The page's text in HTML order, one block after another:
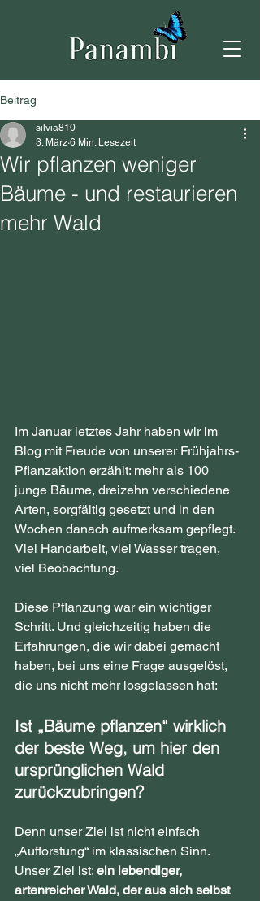
Beitrag
Wir pflanzen weniger
Bäume - und restaurieren
mehr Wald
silvia810
3. März 6 Min. Lesezeit
Im Januar letztes Jahr haben wir im
Blog mit Freude von unserer Frühjahrs-
Pflanzaktion erzählt: mehr als 100
junge Bäume, dreizehn verschiedene
Arten, sorgfältig gesetzt und in den
Wochen danach aufmerksam gepflegt.
Viel Handarbeit, viel Wasser tragen,
viel Beobachtung.
Diese Pflanzung war ein wichtiger
Schritt. Und gleichzeitig haben die
Erfahrungen, die wir dabei gemacht
haben, bei uns eine Frage ausgelöst,
die uns nicht mehr losgelassen hat:
Ist „Bäume pflanzen“ wirklich
der beste Weg, um hier den
ursprünglichen Wald
zurückzubringen?
Denn unser Ziel ist nicht einfach
„Aufforstung“ im klassischen Sinn.
Unser Ziel ist: ein lebendiger,
artenreicher Wald, der aus sich selbst